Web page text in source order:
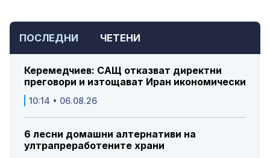
ПОСЛЕДНИ ЧЕТЕНИ
Керемедчиев: САЩ отказват директни
преговори и изтощават Иран икономически
10:14 • 06.08.26
6 лесни домашни алтернативи на
ултрапреработените храни